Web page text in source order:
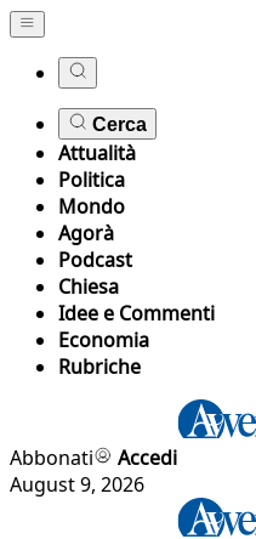
Cerca
Attualità
Politica
Mondo
Agorà
Podcast
Chiesa
Idee e Commenti
Economia
Rubriche
Abbonati
Accedi
August 9, 2026